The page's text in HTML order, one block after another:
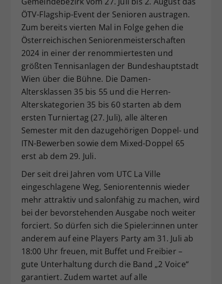
ÖTV-Flagship-Event der Senioren austragen.
Zum bereits vierten Mal in Folge gehen die
Österreichischen Seniorenmeisterschaften
2024 in einer der renommiertesten und
größten Tennisanlagen der Bundeshauptstadt
Wien über die Bühne. Die Damen-
Altersklassen 35 bis 55 und die Herren-
Alterskategorien 35 bis 60 starten ab dem
ersten Turniertag (27. Juli), alle älteren
Semester mit den dazugehörigen Doppel- und
ITN-Bewerben sowie dem Mixed-Doppel 65
erst ab dem 29. Juli.
Der seit drei Jahren vom UTC La Ville
eingeschlagene Weg, Seniorentennis wieder
mehr attraktiv und salonfähig zu machen, wird
bei der bevorstehenden Ausgabe noch weiter
forciert. So dürfen sich die Spieler:innen unter
anderem auf eine Players Party am 31. Juli ab
18:00 Uhr freuen, mit Buffet und Freibier –
gute Unterhaltung durch die Band „2 Voice“
garantiert. Zudem wartet auf alle
Zweck
Dieser Wert speichert Ihre Consent-
Einstellungen. Unter anderem eine
zufällig generierte ID, für die
historische Speicherung Ihrer
vorgenommen Einstellungen, falls der
Webseiten-Betreiber dies eingestellt
hat.